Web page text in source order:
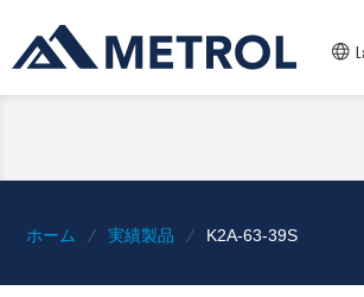
ホーム 実績製品 K2A-63-39S